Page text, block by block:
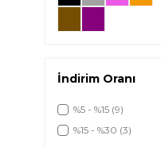
İndirim Oranı
%5 - %15 (9)
%15 - %30 (3)